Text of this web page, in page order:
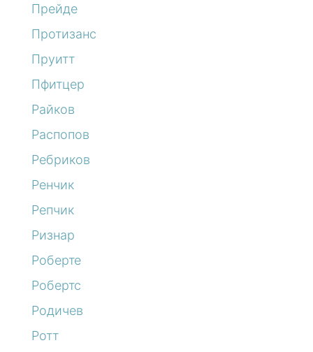
Прейде
Протизанс
Пруитт
Пфитцер
Райков
Распопов
Ребриков
Ренчик
Репчик
Ризнар
Роберте
Робертс
Родичев
Ротт